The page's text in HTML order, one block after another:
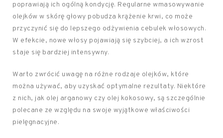
poprawiają ich ogólną kondycję. Regularne wmasowywanie
olejków w skórę głowy pobudza krążenie krwi, co może
przyczynić się do lepszego odżywienia cebulek włosowych.
W efekcie, nowe włosy pojawiają się szybciej, a ich wzrost
staje się bardziej intensywny.
Warto zwrócić uwagę na różne rodzaje olejków, które
można używać, aby uzyskać optymalne rezultaty. Niektóre
z nich, jak olej arganowy czy olej kokosowy, są szczególnie
polecane ze względu na swoje wyjątkowe właściwości
pielęgnacyjne.